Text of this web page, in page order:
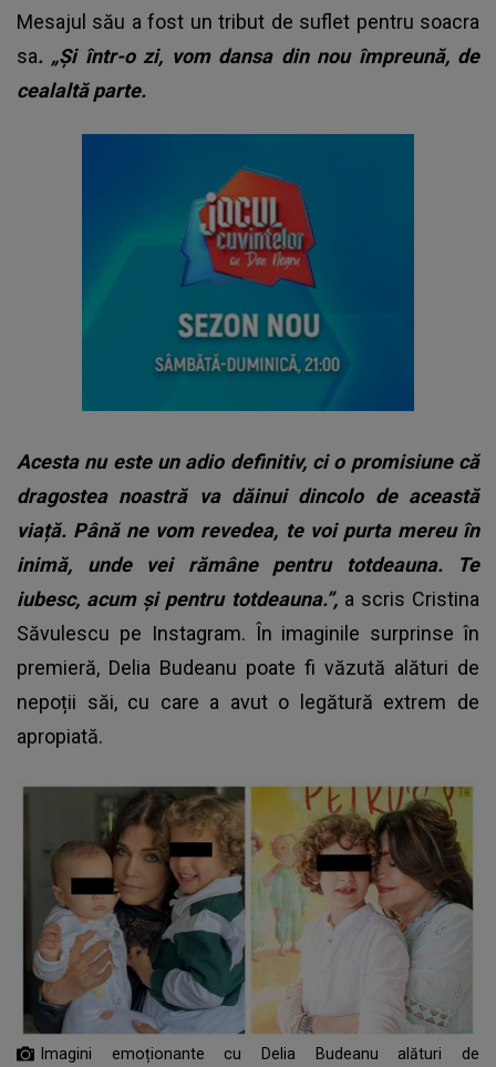
Mesajul său a fost un tribut de suflet pentru soacra
sa. „Și într-o zi, vom dansa din nou împreună, de
cealaltă parte.
Acesta nu este un adio definitiv, ci o promisiune că
dragostea noastră va dăinui dincolo de această
viață. Până ne vom revedea, te voi purta mereu în
inimă, unde vei rămâne pentru totdeauna. Te
iubesc, acum și pentru totdeauna.”, a scris Cristina
Săvulescu pe Instagram. În imaginile surprinse în
premieră, Delia Budeanu poate fi văzută alături de
nepoții săi, cu care a avut o legătură extrem de
apropiată.
Imagini emoționante cu Delia Budeanu alături de